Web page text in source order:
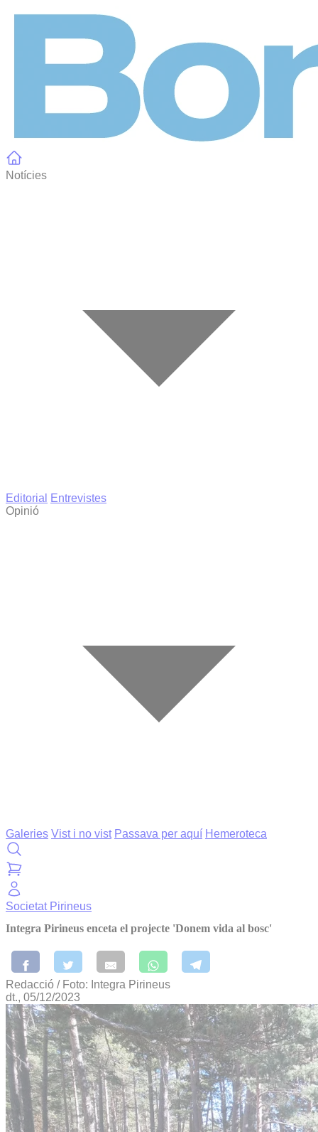
Notícies
Editorial
Entrevistes
Opinió
Galeries Vist i no vist Passava per aquí Hemeroteca
Societat Pirineus
Integra Pirineus enceta el projecte 'Donem vida al bosc'
Redacció / Foto: Integra Pirineus
dt., 05/12/2023